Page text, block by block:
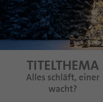
TITELTHEMA
Alles schläft, einer
wacht?